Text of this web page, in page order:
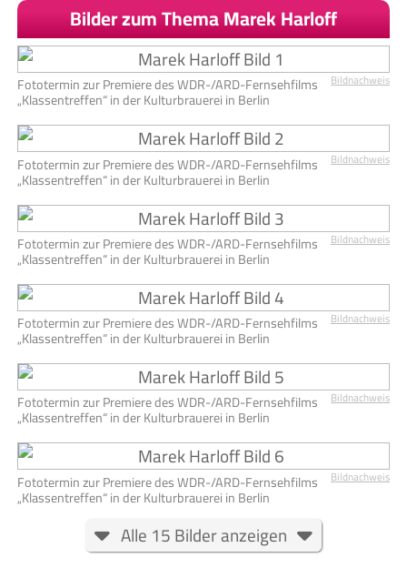
Bilder zum Thema Marek Harloff
Bildnachweis
Fototermin zur Premiere des WDR-/ARD-Fernsehfilms
„Klassentreffen“ in der Kulturbrauerei in Berlin
Bildnachweis
Fototermin zur Premiere des WDR-/ARD-Fernsehfilms
„Klassentreffen“ in der Kulturbrauerei in Berlin
Bildnachweis
Fototermin zur Premiere des WDR-/ARD-Fernsehfilms
„Klassentreffen“ in der Kulturbrauerei in Berlin
Bildnachweis
Fototermin zur Premiere des WDR-/ARD-Fernsehfilms
„Klassentreffen“ in der Kulturbrauerei in Berlin
Bildnachweis
Fototermin zur Premiere des WDR-/ARD-Fernsehfilms
„Klassentreffen“ in der Kulturbrauerei in Berlin
Bildnachweis
Fototermin zur Premiere des WDR-/ARD-Fernsehfilms
„Klassentreffen“ in der Kulturbrauerei in Berlin
Alle 15 Bilder anzeigen